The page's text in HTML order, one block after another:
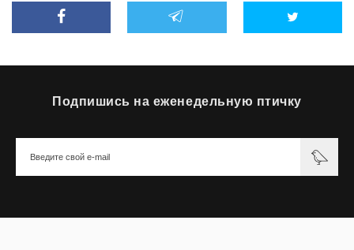
Подпишись на еженедельную птичку